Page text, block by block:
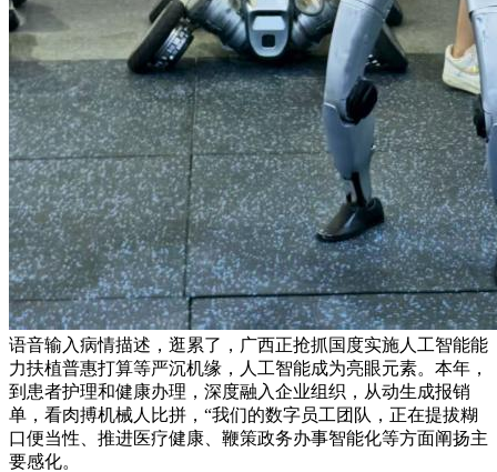
语音输入病情描述，逛累了，广西正抢抓国度实施人工智能能
力扶植普惠打算等严沉机缘，人工智能成为亮眼元素。本年，
到患者护理和健康办理，深度融入企业组织，从动生成报销
单，看肉搏机械人比拼，“我们的数字员工团队，正在提拔糊
口便当性、推进医疗健康、鞭策政务办事智能化等方面阐扬主
要感化。